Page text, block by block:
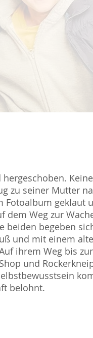
zu seiner Mutter
Fotoalbum geklaut
Weg zur
begeben
und mit einem
ihrem Weg bis
und
belohnt.